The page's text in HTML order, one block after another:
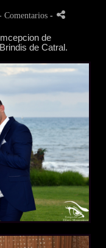
Comentarios -
de
de Catral.